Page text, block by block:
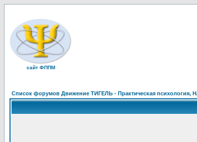
сайт ФППМ
Список форумов Движение ТИГЕЛЬ - Практическая психология,